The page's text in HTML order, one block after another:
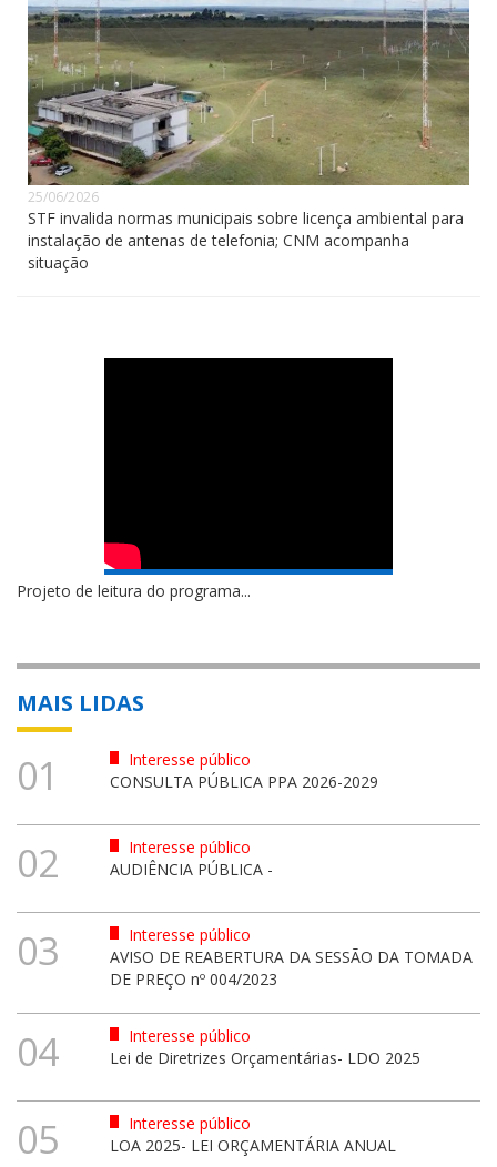
25/06/2026
STF invalida normas municipais sobre licença ambiental para
instalação de antenas de telefonia; CNM acompanha
situação
Projeto de leitura do programa...
MAIS LIDAS
01
Interesse público
CONSULTA PÚBLICA PPA 2026-2029
02
Interesse público
AUDIÊNCIA PÚBLICA -
03
Interesse público
AVISO DE REABERTURA DA SESSÃO DA TOMADA
DE PREÇO nº 004/2023
04
Interesse público
Lei de Diretrizes Orçamentárias- LDO 2025
05
Interesse público
LOA 2025- LEI ORÇAMENTÁRIA ANUAL